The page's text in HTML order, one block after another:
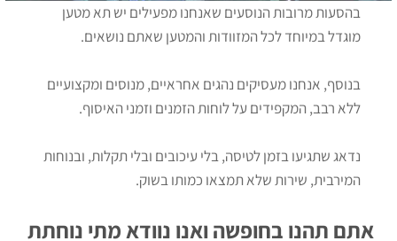
בהסעות מרובות הנוסעים שאנחנו מפעילים יש תא מטען
מוגדל במיוחד לכל המזוודות והמטען שאתם נושאים.
בנוסף, אנחנו מעסיקים נהגים אחראיים, מנוסים ומקצועיים
ללא רבב, המקפידים על לוחות הזמנים וזמני האיסוף.
נדאג שתגיעו בזמן לטיסה, בלי עיכובים ובלי תקלות, ובנוחות
המירבית, שירות שלא תמצאו כמותו בשוק.
אתם תהנו בחופשה ואנו נוודא מתי נוחתת